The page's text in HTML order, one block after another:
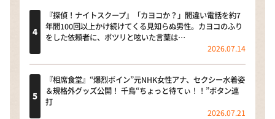
『探偵！ナイトスクープ』「カヨコか？」間違い電話を約7
年間100回以上かけ続けてくる見知らぬ男性。カヨコのふり
をした依頼者に、ポツリと呟いた言葉は…
2026.07.14
『相席食堂』“爆烈ボイン”元NHK女性アナ、セクシー水着姿
＆規格外グッズ公開！ 千鳥“ちょっと待てぃ！！”ボタン連
打
2026.07.21